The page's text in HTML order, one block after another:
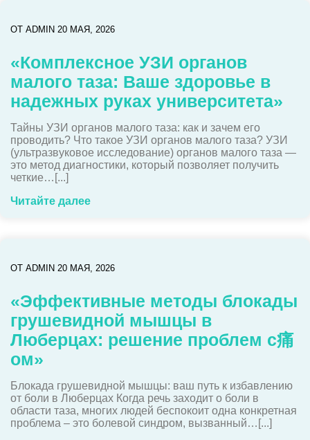
ОТ ADMIN 20 МАЯ, 2026
«Комплексное УЗИ органов
малого таза: Ваше здоровье в
надежных руках университета»
Тайны УЗИ органов малого таза: как и зачем его
проводить? Что такое УЗИ органов малого таза? УЗИ
(ультразвуковое исследование) органов малого таза —
это метод диагностики, который позволяет получить
четкие…[...]
Читайте далее
ОТ ADMIN 20 МАЯ, 2026
«Эффективные методы блокады
грушевидной мышцы в
Люберцах: решение проблем с痛
ом»
Блокада грушевидной мышцы: ваш путь к избавлению
от боли в Люберцах Когда речь заходит о боли в
области таза, многих людей беспокоит одна конкретная
проблема – это болевой синдром, вызванный…[...]